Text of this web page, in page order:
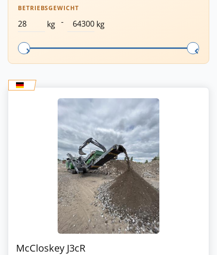
BETRIEBSGEWICHT
kg - kg
McCloskey J3cR